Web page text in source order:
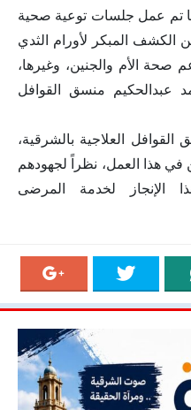
تم عمل جلسات توعية صحية
الكشف المبكر لأورام الثدي
الأم والجنين، وغيرها،
عبدالحكيم منسق القوافل
العلاجية بالشرقية،
في هذا العمل، نظراً لجهودهم
الإنجاز لخدمة المرضى